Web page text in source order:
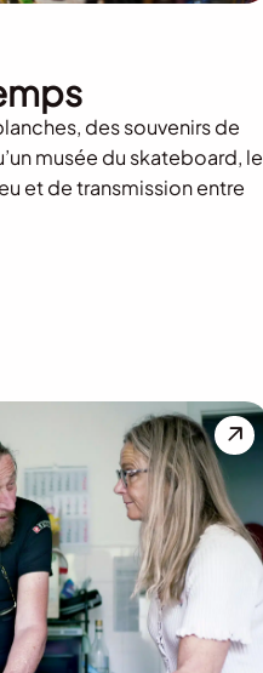
des souvenirs de
musée du skateboard, le
et de transmission entre